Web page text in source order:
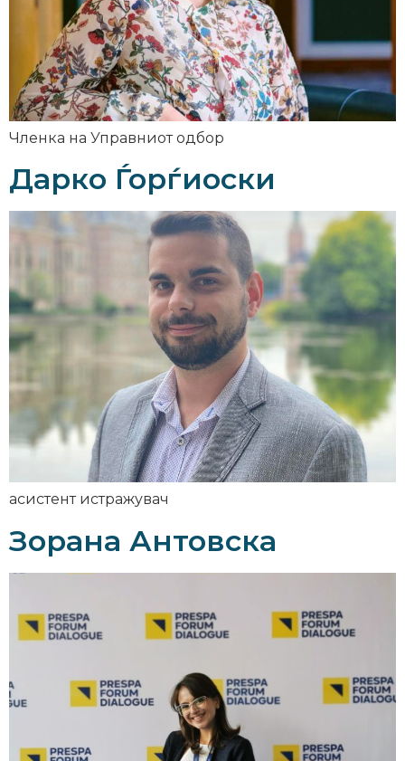
Членка на Управниот одбор
Дарко Ѓорѓиоски
асистент истражувач
Зорана Антовска